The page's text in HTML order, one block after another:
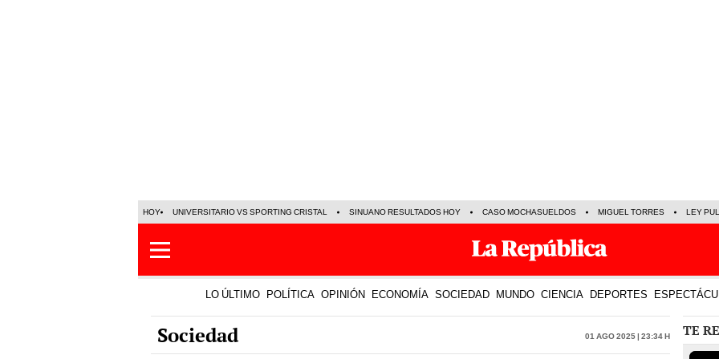
HOY UNIVERSITARIO VS SPORTING CRISTAL SINUANO RESULTADOS HOY CASO MOCHASUELDOS MIGUEL TORRES LEY
LO ÚLTIMO POLÍTICA OPINIÓN ECONOMÍA SOCIEDAD MUNDO CIENCIA DEPORTES
Sociedad 01 Ago 2025 | 23:34 h TE